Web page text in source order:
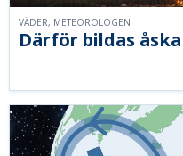
Därför bildas
VÄDER, METEOROLOGEN